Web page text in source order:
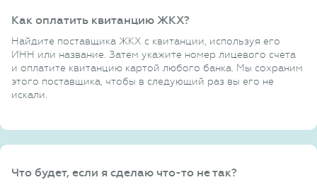
Как оплатить квитанцию ЖКХ?
Найдите поставщика ЖКХ с квитанции, используя его
ИНН или название. Затем укажите номер лицевого счета
и оплатите квитанцию картой любого банка. Мы сохраним
этого поставщика, чтобы в следующий раз вы его не
искали.
Что будет, если я сделаю что-то не так?